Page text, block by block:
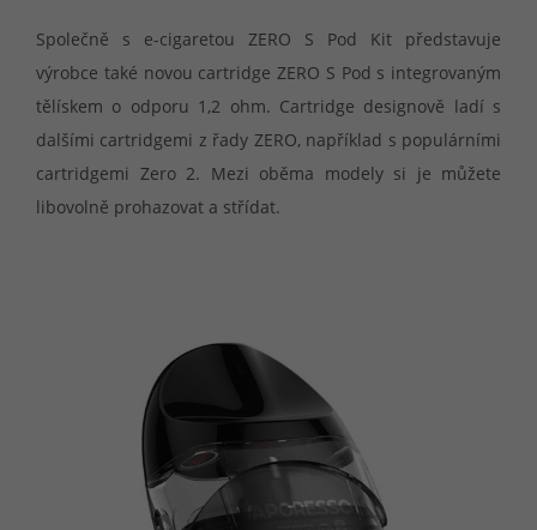
Společně s e-cigaretou ZERO S Pod Kit představuje
výrobce také novou cartridge ZERO S Pod s integrovaným
tělískem o odporu 1,2 ohm. Cartridge designově ladí s
dalšími cartridgemi z řady ZERO, například s populárními
cartridgemi Zero 2. Mezi oběma modely si je můžete
libovolně prohazovat a střídat.